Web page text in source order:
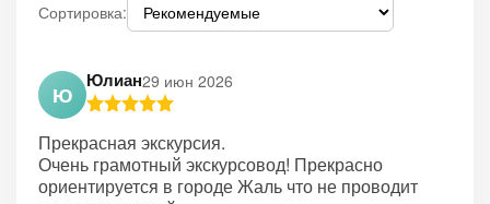
Сортировка:
Ю
Юлиан29 июн 2026
Прекрасная экскурсия.
Очень грамотный экскурсовод! Прекрасно
ориентируется в городе Жаль что не проводит